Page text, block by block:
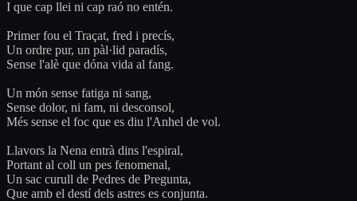
I que cap llei ni cap raó no entén.
Primer fou el Traçat, fred i precís,
Un ordre pur, un pàl·lid paradís,
Sense l'alè que dóna vida al fang.
Un món sense fatiga ni sang,
Sense dolor, ni fam, ni desconsol,
Més sense el foc que es diu l'Anhel de vol.
Llavors la Nena entrà dins l'espiral,
Portant al coll un pes fenomenal,
Un sac curull de Pedres de Pregunta,
Que amb el destí dels astres es conjunta.